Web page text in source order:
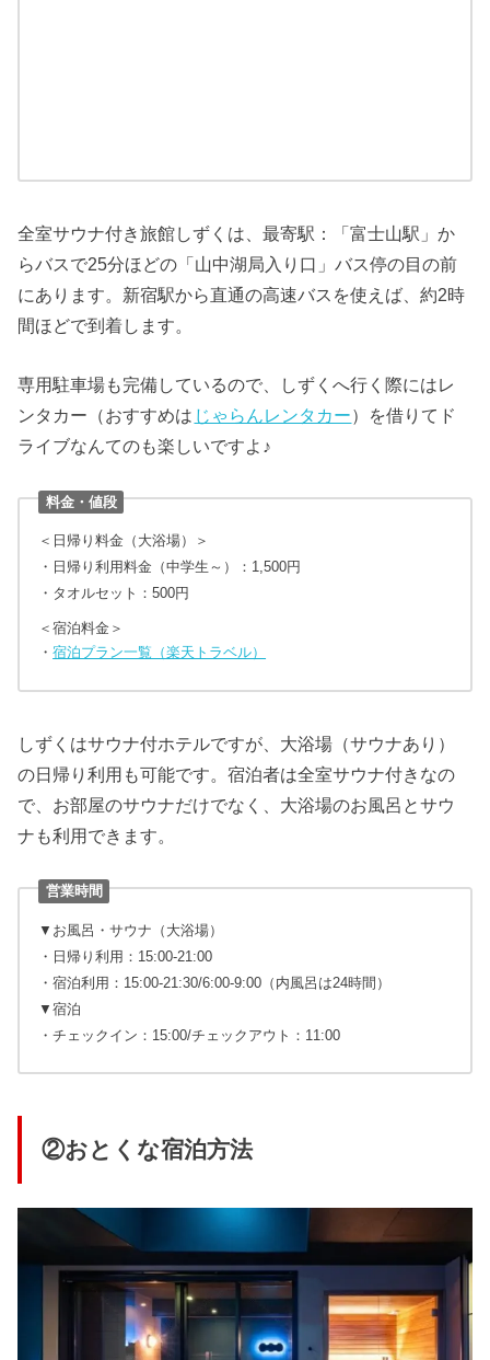
全室サウナ付き旅館しずくは、最寄駅：「富士山駅」か
らバスで25分ほどの「山中湖局入り口」バス停の目の前
にあります。新宿駅から直通の高速バスを使えば、約2時
間ほどで到着します。
専用駐車場も完備しているので、しずくへ行く際にはレ
ンタカー（おすすめは じゃらんレンタカー）を借りてド
ライブなんてのも楽しいですよ♪
料金・値段
＜日帰り料金（大浴場）＞
・日帰り利用料金（中学生～）：1,500円
・タオルセット：500円
＜宿泊料金＞
・宿泊プラン一覧（楽天トラベル）
しずくはサウナ付ホテルですが、大浴場（サウナあり）
の日帰り利用も可能です。宿泊者は全室サウナ付きなの
で、お部屋のサウナだけでなく、大浴場のお風呂とサウ
ナも利用できます。
営業時間
▼お風呂・サウナ（大浴場）
・日帰り利用：15:00-21:00
・宿泊利用：15:00-21:30/6:00-9:00（内風呂は24時間）
▼宿泊
・チェックイン：15:00/チェックアウト：11:00
②おとくな宿泊方法